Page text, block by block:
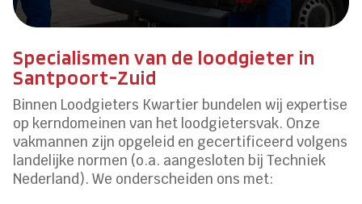
Specialismen van de loodgieter in
Santpoort-Zuid
Binnen Loodgieters Kwartier bundelen wij expertise
op kerndomeinen van het loodgietersvak. Onze
vakmannen zijn opgeleid en gecertificeerd volgens
landelijke normen (o.a. aangesloten bij Techniek
Nederland). We onderscheiden ons met: